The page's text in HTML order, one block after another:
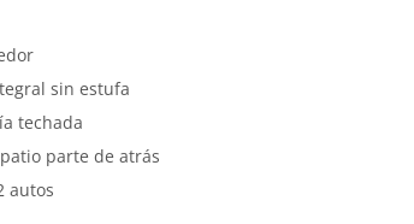
sin estufa
techada
parte de atrás
autos